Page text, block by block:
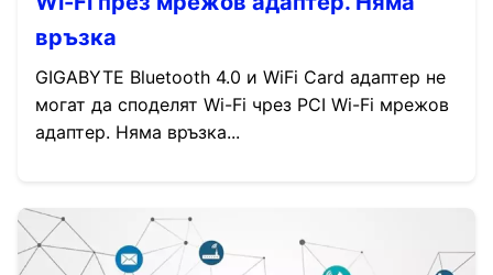
връзка
GIGABYTE Bluetooth 4.0 и WiFi Card адаптер не
могат да споделят Wi-Fi чрез PCI Wi-Fi мрежов
адаптер. Няма връзка...